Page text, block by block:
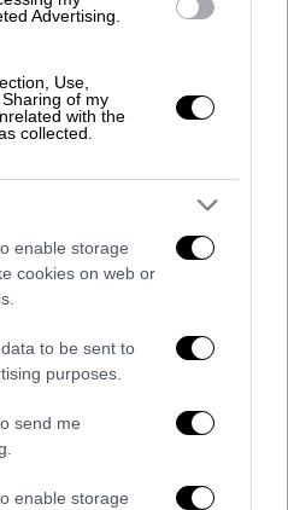
Advertising.
Use,
of my
with the
collected.
enable storage
cookies on web or
to be sent to
purposes.
send me
enable storage
και από άλλες
1935 ξεκίνησε η
τον ασθενών στο
Νόσων στην περιοχή
σε ειδικά
Τελικά, το 1957
λεπρών με τη χρήση
είναι ένας χώρος